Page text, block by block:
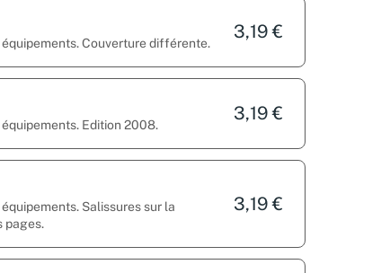
Couverture différente.
3,19 €
Edition 2008.
3,19 €
Salissures sur la
pages.
3,19 €